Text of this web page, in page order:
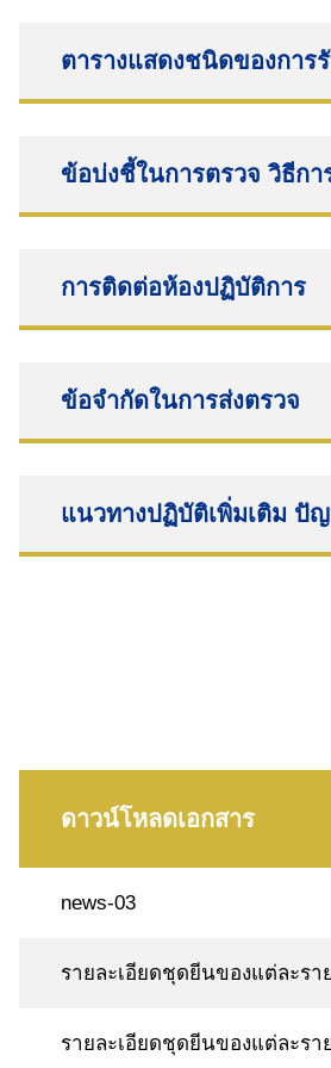
ตารางแสดงชนิดของการ
ข้อบ่งชี้ในการตรวจ วิธีกา
การติดต่อห้องปฏิบัติการ
ข้อจำกัดในการส่งตรวจ
แนวทางปฏิบัติเพิ่มเติม ปั
ดาวน์โหลดเอกสาร
news-03
รายละเอียดชุดยีนของแต่ละร
รายละเอียดชุดยีนของแต่ละร